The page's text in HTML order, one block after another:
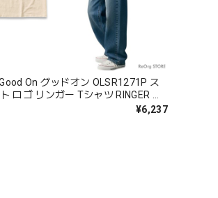
On グッドオン OLSR1271P ス
Tシャツ RINGER 半
¥6,237